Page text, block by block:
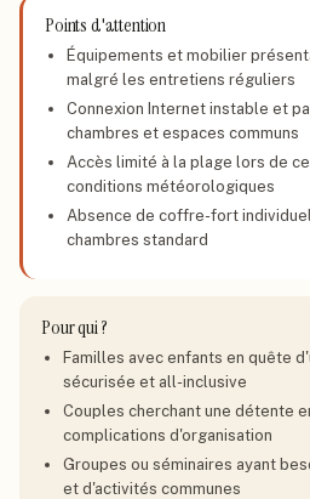
Points d'attention
Équipements et mobilier
malgré les entretiens réguliers
Connexion Internet instable et
chambres et espaces communs
Accès limité à la plage lors de
conditions météorologiques
Absence de coffre-fort
chambres standard
Pour qui ?
Familles avec enfants en quête
sécurisée et all-inclusive
Couples cherchant une détente
complications d'organisation
Groupes ou séminaires ayant
et d'activités communes